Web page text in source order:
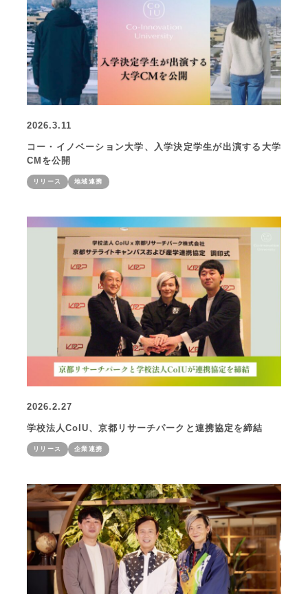
2026.3.11
コー・イノベーション大学、入学決定学生が出演する大学
CMを公開
リリース 地域連携
2026.2.27
学校法人CoIU、京都リサーチパークと連携協定を締結
リリース 企業連携